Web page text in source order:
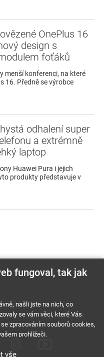
OnePlus 16
design s
foťáků
menší konferenci, na které
16. Předně se výrobce
odhalení super
a extrémně
laptop
Huawei Pura i jejich
produkty představuje v
Reklama
Cookies Kariéra
fungoval, tak jak
našli jste na nich, co
se vám věci, které Vás
zpracováním souborů cookies,
prohlížeči.
vše